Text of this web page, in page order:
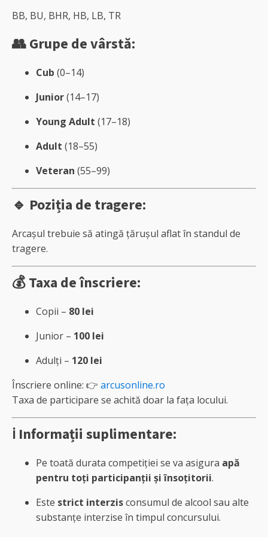
BB, BU, BHR, HB, LB, TR
👥 Grupe de vârstă:
Cub (0–14)
Junior(14–17)
Young Adult (17–18)
Adult (18–55)
Veteran (55–99)
🔹 Poziția de tragere:
Arcașul trebuie să atingă țărușul aflat în standul de
tragere.
💰 Taxa de înscriere:
Copii – 80 lei
Junior – 100 lei
Adulți – 120 lei
Înscriere online: 👉 arcusonline.ro
Taxa de participare se achită doar la fața locului.
ℹ️ Informații suplimentare:
Pe toată durata competiției se va asigura apă
pentru toți participanții și însoțitorii.
Este strict interzisconsumul de alcool sau alte
substanțe interzise în timpul concursului.